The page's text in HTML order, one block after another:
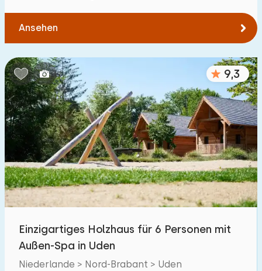
1 2
Zu öffentlichen Verkehrsmitteln
0,2 0,5 1
Unterkunft
Nicht im Ferienpark 19
Im Ferienpark 1300 +
Einfamilienhaus
Ferienbauernhof
Villa
Ansehen
9,3
Einzigartiges Holzhaus für 6 Personen mit
Außen-Spa in Uden
Niederlande > Nord-Brabant > Uden